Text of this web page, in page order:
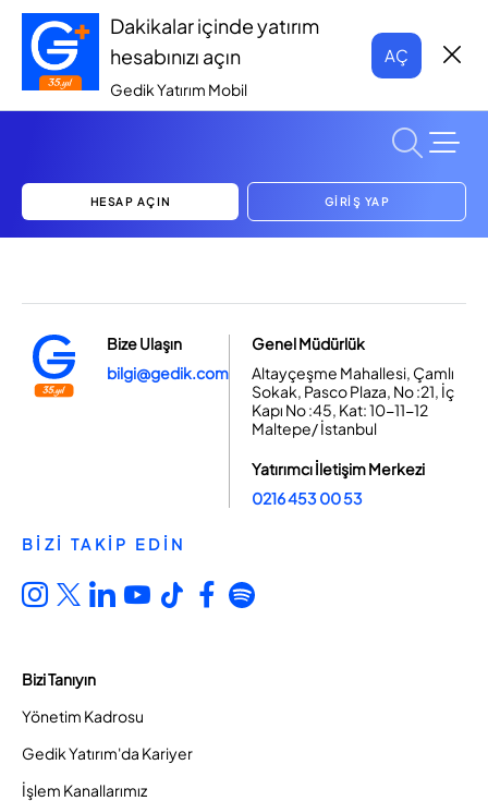
Dakikalar içinde yatırım
hesabınızı açın
Gedik Yatırım Mobil
AÇ
HESAP AÇIN GİRİŞ YAP
Bize Ulaşın
bilgi@gedik.com
Genel Müdürlük
Altayçeşme Mahallesi, Çamlı
Sokak, Pasco Plaza, No :21, İç
Kapı No :45, Kat: 10-11-12
Maltepe/ İstanbul
Yatırımcı İletişim Merkezi
0216 453 00 53
BİZİ TAKİP EDİN
Bizi Tanıyın
Yönetim Kadrosu
Gedik Yatırım'da Kariyer
İşlem Kanallarımız